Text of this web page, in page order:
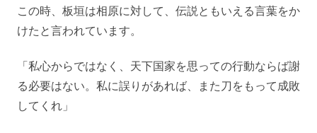
この時、板垣は相原に対して、伝説ともいえる言葉をか
けたと言われています。
「私心からではなく、天下国家を思っての行動ならば謝
る必要はない。私に誤りがあれば、また刀をもって成敗
してくれ」